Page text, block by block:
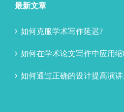
最新文章
如何克服学术写作延迟?
如何在学术论文写作中应用
如何通过正确的设计提高演